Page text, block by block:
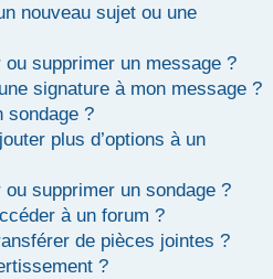
nouveau sujet ou une
supprimer un message ?
signature à mon message ?
sondage ?
plus d’options à un
supprimer un sondage ?
à un forum ?
de pièces jointes ?
?